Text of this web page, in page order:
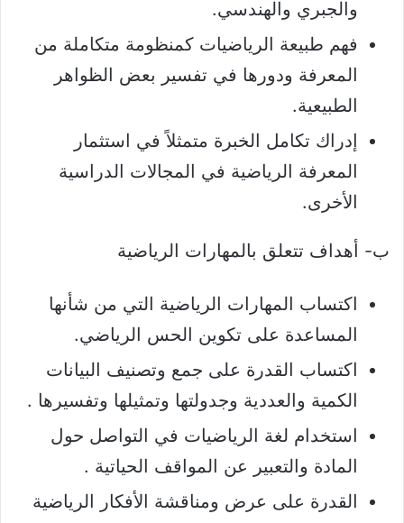
والجبري والهندسي.
فهم طبيعة الرياضيات كمنظومة متكاملة من
المعرفة ودورها في تفسير بعض الظواهر
الطبيعية.
إدراك تكامل الخبرة متمثلاً في استثمار
المعرفة الرياضية في المجالات الدراسية
الأخرى.
ب- أهداف تتعلق بالمهارات الرياضية
اكتساب المهارات الرياضية التي من شأنها
المساعدة على تكوين الحس الرياضي.
اكتساب القدرة على جمع وتصنيف البيانات
الكمية والعددية وجدولتها وتمثيلها وتفسيرها .
استخدام لغة الرياضيات في التواصل حول
المادة والتعبير عن المواقف الحياتية .
القدرة على عرض ومناقشة الأفكار الرياضية